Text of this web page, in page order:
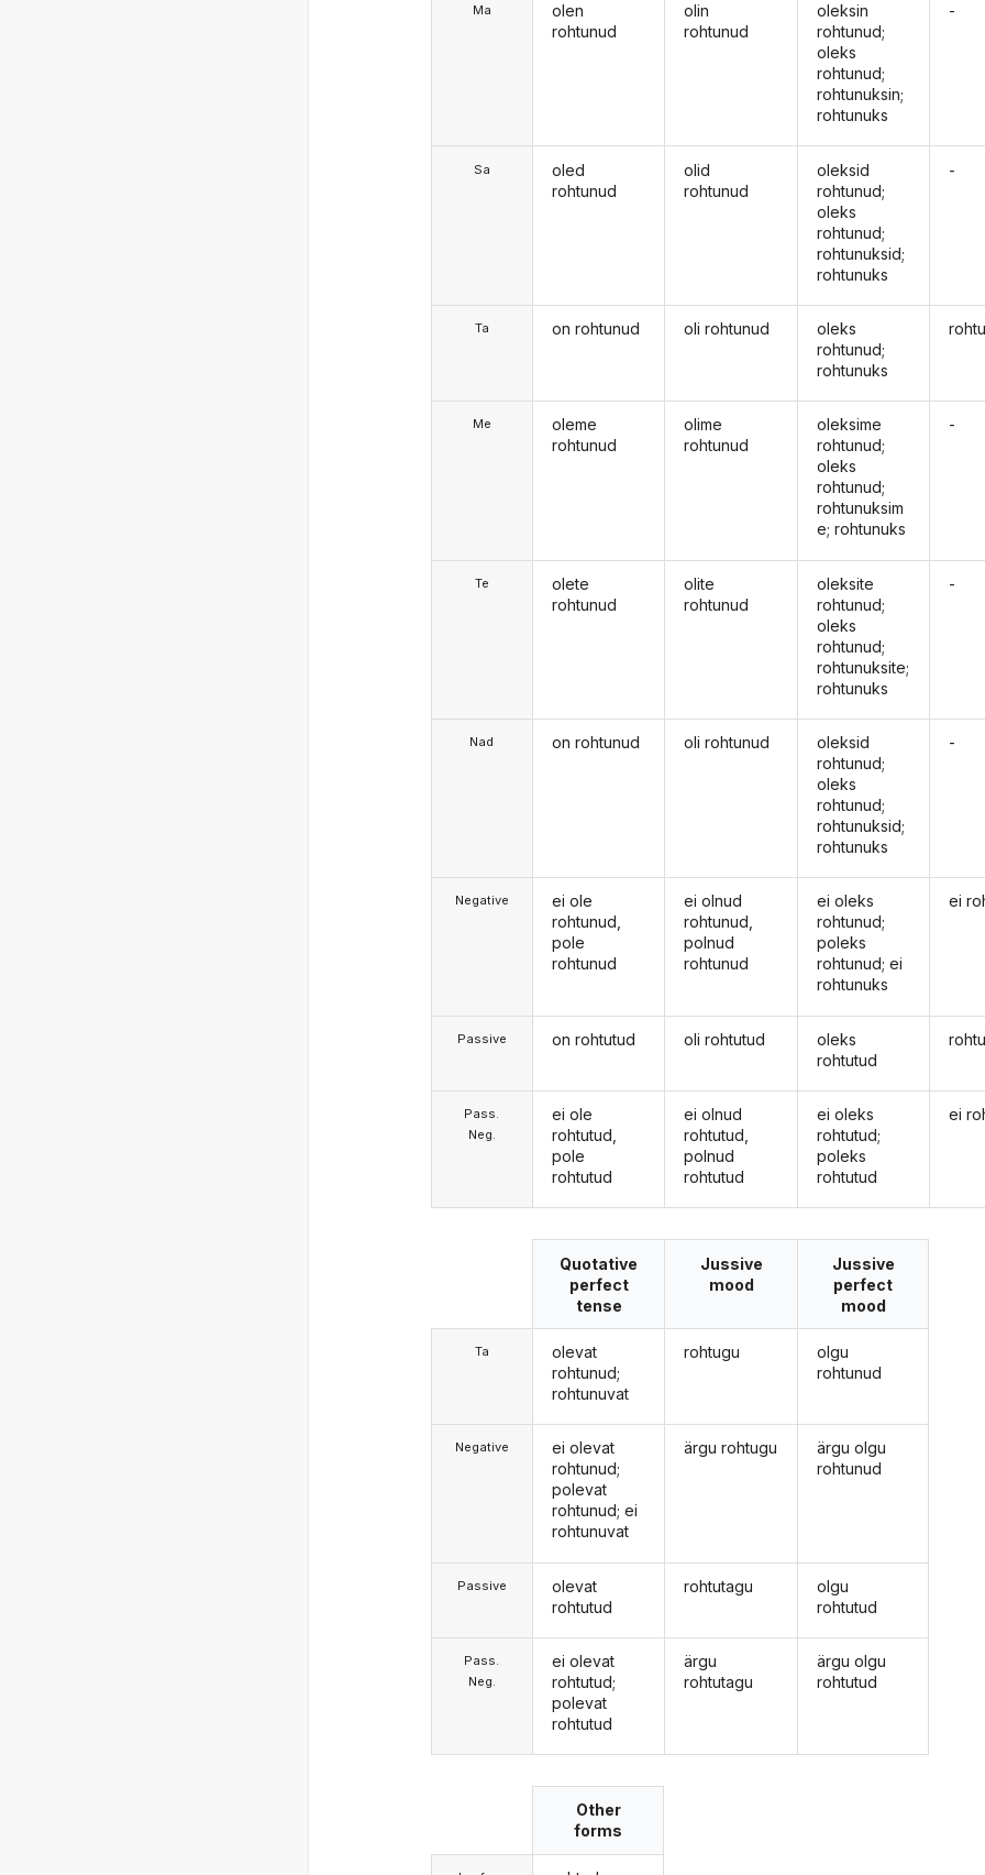
Ma
Sa
Ta
Me
Te
Nad
Negative
Passive
Pass.
Neg.
olen
rohtunud
oled
rohtunud
on rohtunud
oleme
rohtunud
olete
rohtunud
on rohtunud
ei ole
rohtunud,
pole
rohtunud
on rohtutud
ei ole
rohtutud,
pole
rohtutud
olin
rohtunud
olid
rohtunud
oli rohtunud
olime
rohtunud
olite
rohtunud
oli rohtunud
ei olnud
rohtunud,
polnud
rohtunud
oli rohtutud
ei olnud
rohtutud,
polnud
rohtutud
oleksin
rohtunud;
oleks
rohtunud;
rohtunuksin;
rohtunuks
oleksid
rohtunud;
oleks
rohtunud;
rohtunuksid;
rohtunuks
oleks
rohtunud;
rohtunuks
oleksime
rohtunud;
oleks
rohtunud;
rohtunuksim
e; rohtunuks
oleksite
rohtunud;
oleks
rohtunud;
rohtunuksite;
rohtunuks
oleksid
rohtunud;
oleks
rohtunud;
rohtunuksid;
rohtunuks
ei oleks
rohtunud;
poleks
rohtunud; ei
rohtunuks
oleks
rohtutud
ei oleks
rohtutud;
poleks
rohtutud
-
-
-
-
-
ei
ei
Ta
Negative
Passive
Pass.
Neg.
Quotative
perfect
tense
olevat
rohtunud;
rohtunuvat
ei olevat
rohtunud;
polevat
rohtunud; ei
rohtunuvat
olevat
rohtutud
ei olevat
rohtutud;
polevat
rohtutud
Jussive
mood
rohtugu
ärgu rohtugu
rohtutagu
ärgu
rohtutagu
Jussive
perfect
mood
olgu
rohtunud
ärgu olgu
rohtunud
olgu
rohtutud
ärgu olgu
rohtutud
Other
forms